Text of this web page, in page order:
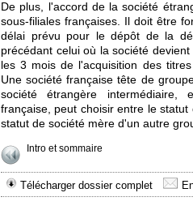
De plus, l'accord de la société
sous-filiales françaises. Il doit être
délai prévu pour le dépôt de la
précédant celui où la société
les 3 mois de l'acquisition des
Une société française tête de
société étrangère
française, peut choisir entre le
statut de société mère d'un autre
Intro et sommaire
Télécharger dossier complet